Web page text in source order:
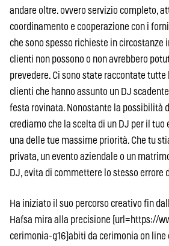
andare oltre. ovvero servizio completo,
coordinamento e cooperazione con i
che sono spesso richieste in circostanze
clienti non possono o non avrebbero
prevedere. Ci sono state raccontate tutte
clienti che hanno assunto un DJ
festa rovinata. Nonostante la possibilità
crediamo che la scelta di un DJ per il tuo
una delle tue massime priorità. Che tu
privata, un evento aziendale o un
DJ, evita di commettere lo stesso errore
Ha iniziato il suo percorso creativo fin
Hafsa mira alla precisione [url=https://
cerimonia-g16]abiti da cerimonia on